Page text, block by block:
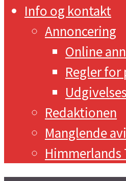
Info og kontakt
Annoncering
Online
Regler
Redaktionen
Manglende
Himmerlands